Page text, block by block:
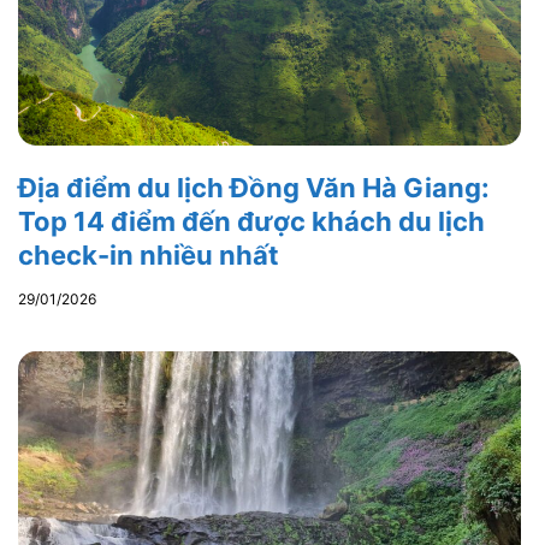
Địa điểm du lịch Đồng Văn Hà Giang:
Top 14 điểm đến được khách du lịch
check-in nhiều nhất
29/01/2026